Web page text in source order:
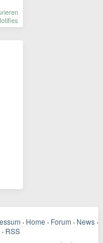
· Home · Forum · News ·
· RSS